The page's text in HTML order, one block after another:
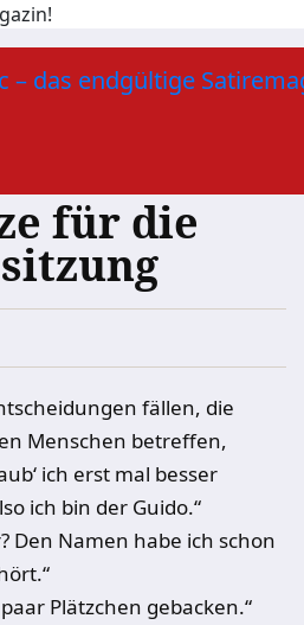
für die
fällen, die
Menschen betreffen,
ich erst mal besser
ich bin der Guido.“
Den Namen habe ich schon
Plätzchen gebacken.“